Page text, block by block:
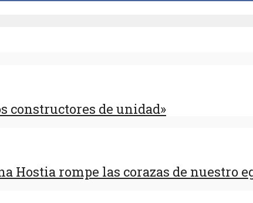
constructores de unidad»
Hostia rompe las corazas de nuestro